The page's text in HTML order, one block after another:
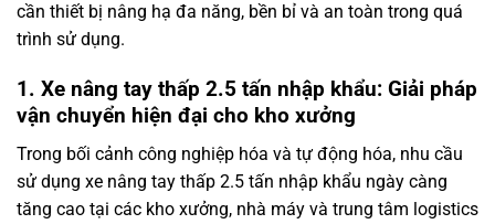
cần thiết bị nâng hạ đa năng, bền bỉ và an toàn trong quá
trình sử dụng.
1. Xe nâng tay thấp 2.5 tấn nhập khẩu: Giải pháp
vận chuyển hiện đại cho kho xưởng
Trong bối cảnh công nghiệp hóa và tự động hóa, nhu cầu
sử dụng xe nâng tay thấp 2.5 tấn nhập khẩu ngày càng
tăng cao tại các kho xưởng, nhà máy và trung tâm logistics